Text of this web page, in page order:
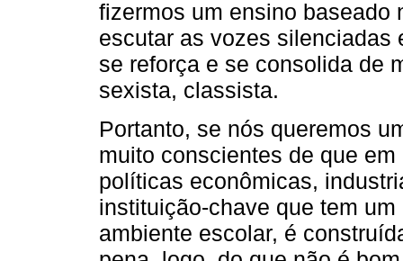
fizermos um ensino baseado
escutar as vozes silenciadas
se reforça e se consolida de
sexista, classista.
Portanto, se nós queremos
muito conscientes de que
políticas econômicas,
instituição-chave que tem
ambiente escolar, é